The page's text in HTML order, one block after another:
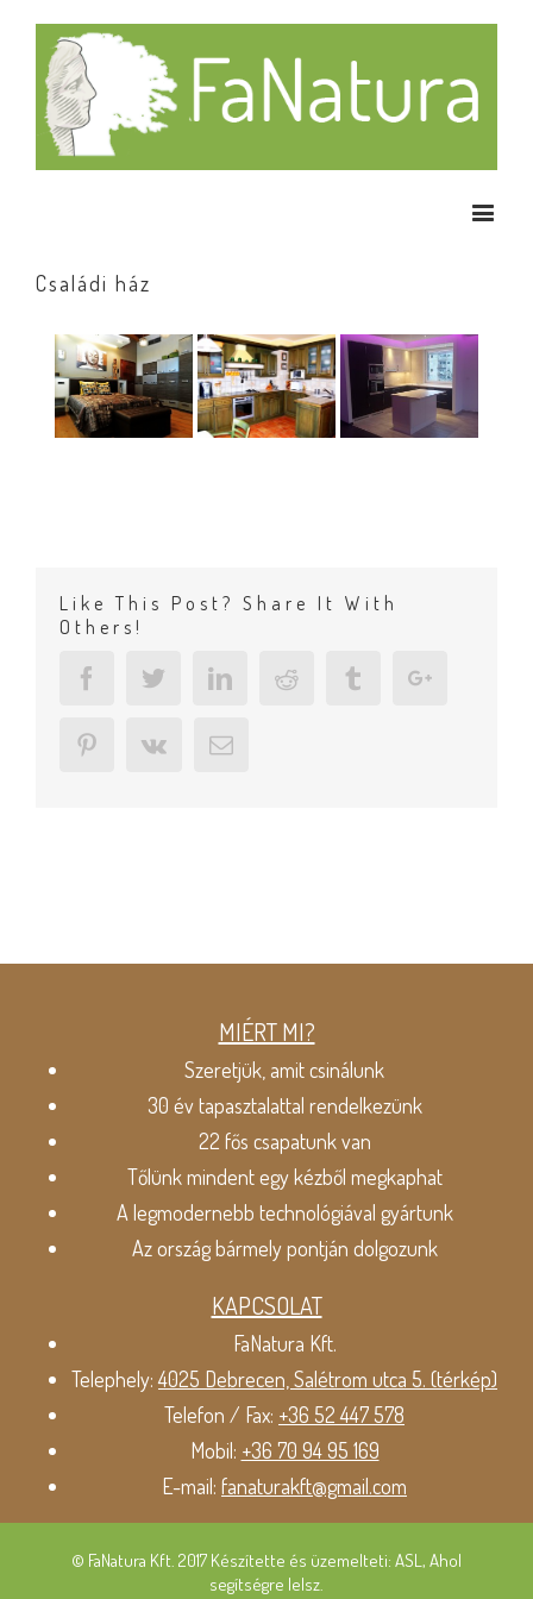
Családi ház
Like This Post? Share It With
Others!
FacebookTwitterLinkedinReddit TumblrGoogle+
PinterestVk Email
MIÉRT MI?
Szeretjük, amit csinálunk
30 év tapasztalattal rendelkezünk
22 fős csapatunk van
Tőlünk mindent egy kézből megkaphat
A legmodernebb technológiával gyártunk
Az ország bármely pontján dolgozunk
KAPCSOLAT
FaNatura Kft.
Telephely:4025 Debrecen, Salétrom utca 5. (térkép)
Telefon / Fax: +36 52 447 578
Mobil: +36 70 94 95 169
E-mail: fanaturakft@gmail.com
© FaNatura Kft. 2017 Készítette és üzemelteti: ASL, Ahol
segítségre lelsz.